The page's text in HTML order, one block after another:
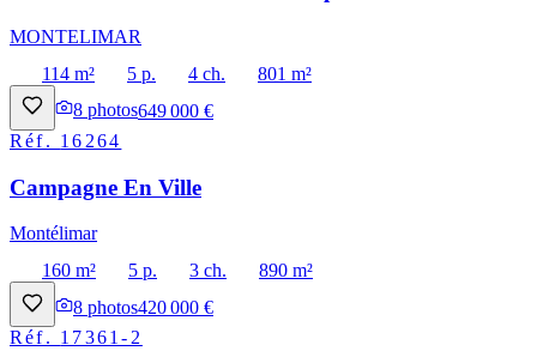
MONTELIMAR
114 m²
5 p. 4 ch.
801 m²
8 photos649 000 €
Réf. 16264
Campagne En Ville
Montélimar
160 m²
5 p. 3 ch.
890 m²
8 photos420 000 €
Réf. 17361-2